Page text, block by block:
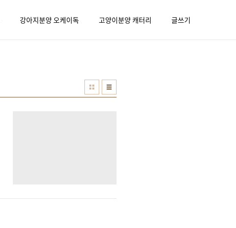
강아지분양 오케이독 고양이분양 캐터리 글쓰기